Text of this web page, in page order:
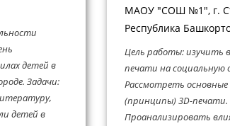
детей в
Задачи:
детей в
МАОУ "СОШ №1", г.
Республика
Цель работы: изучить
печати на социальную
Рассмотреть основные
(принципы) 3D-печати.
Проанализировать